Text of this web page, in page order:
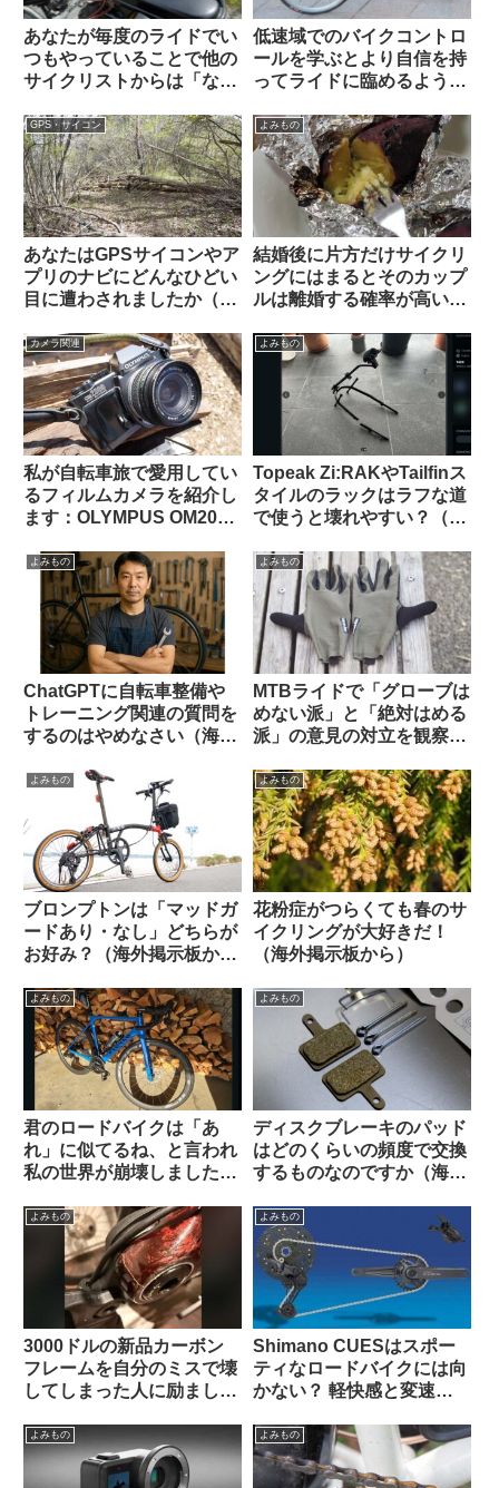
あなたが毎度のライドでい
つもやっていることで他の
サイクリストからは「なん
うなことを教えて下さい
【みんな違ってみんない
い】
低速域でのバイクコントロ
ールを学ぶとより自信を持
ってライドに臨めるように
GPS・サイコン
あなたはGPSサイコンやア
プリのナビにどんなひどい
目に遭わされましたか（海
よみもの
結婚後に片方だけサイクリ
ングにはまるとそのカップ
ルは離婚する確率が高い？
カメラ関連
私が自転車旅で愛用してい
るフィルムカメラを紹介し
ます：OLYMPUS OM2000
F3.5
よみもの
Topeak Zi:RAKやTailfinス
タイルのラックはラフな道
で使うと壊れやすい？（海
よみもの
ChatGPTに自転車整備や
トレーニング関連の質問を
するのはやめなさい（海外
察）
よみもの
MTBライドで「グローブは
めない派」と「絶対はめる
派」の意見の対立を観察す
よみもの
ブロンプトンは「マッドガ
ードあり・なし」どちらが
お好み？（海外掲示板か
よみもの
花粉症がつらくても春のサ
イクリングが大好きだ！
（海外掲示板から）
よみもの
君のロードバイクは「あ
れ」に似てるね、と言われ
私の世界が崩壊しました
よみもの
ディスクブレーキのパッド
はどのくらいの頻度で交換
するものなのですか（海外
よみもの
3000ドルの新品カーボン
フレームを自分のミスで壊
してしまった人に励ましの
板から）
よみもの
Shimano CUESはスポー
ティなロードバイクには向
かない？ 軽快感と変速の
（海外掲示板から）
よみもの よみもの